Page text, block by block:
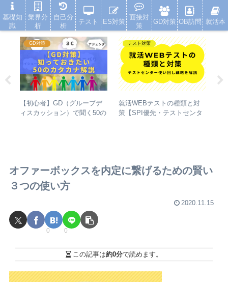
就活浪人した経験が、キャリアを変えた
GD対策
【初心者】GD（グループデ
ィスカッション）で聞く50の
テスト対策
就活WEBテストの種類と対
策【SPI優先・テストセンタ
オファーボックスを内定に繋げるための賢い
３つの使い方
2020.11.15
0 0
この記事は約0分で読めます。
基礎知
識
業界分
析
自己分
析
テスト ES対策
面接対
策
GD対策 OB訪問 就活本